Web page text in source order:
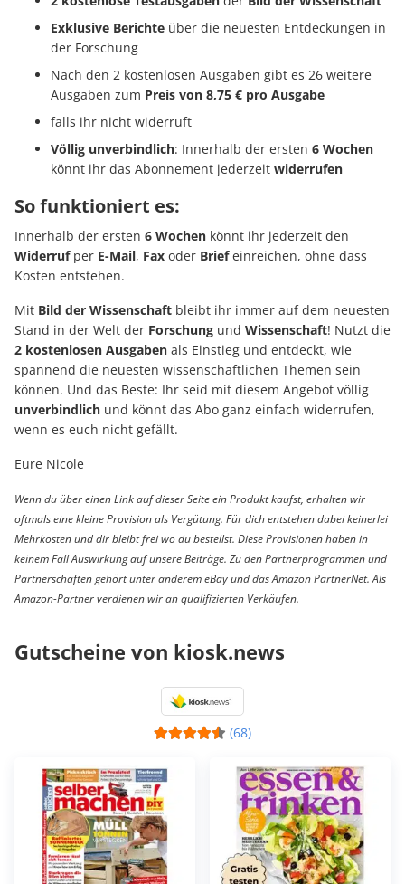
Exklusive Berichte über die neuesten Entdeckungen in
der Forschung
Nach den 2 kostenlosen Ausgaben gibt es 26 weitere
Ausgaben zum Preis von 8,75 € pro Ausgabe
falls ihr nicht widerruft
Völlig unverbindlich: Innerhalb der ersten 6 Wochen
könnt ihr das Abonnement jederzeit widerrufen
So funktioniert es:
Innerhalb der ersten 6 Wochen könnt ihr jederzeit den
Widerrufper E-Mail, Fax oder Briefeinreichen, ohne dass
Kosten entstehen.
Mit Bild der Wissenschaft bleibt ihr immer auf dem neuesten
Stand in der Welt der Forschung und Wissenschaft! Nutzt die
2 kostenlosen Ausgaben als Einstieg und entdeckt, wie
spannend die neuesten wissenschaftlichen Themen sein
können. Und das Beste: Ihr seid mit diesem Angebot völlig
unverbindlich und könnt das Abo ganz einfach widerrufen,
wenn es euch nicht gefällt.
Eure Nicole
Wenn du über einen Link auf dieser Seite ein Produkt kaufst, erhalten wir
oftmals eine kleine Provision als Vergütung. Für dich entstehen dabei keinerlei
Mehrkosten und dir bleibt frei wo du bestellst. Diese Provisionen haben in
keinem Fall Auswirkung auf unsere Beiträge. Zu den Partnerprogrammen und
Partnerschaften gehört unter anderem eBay und das Amazon PartnerNet. Als
Amazon-Partner verdienen wir an qualifizierten Verkäufen.
Gutscheine von kiosk.news
(68)